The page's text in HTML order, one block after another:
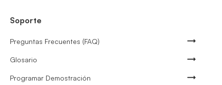
Soporte
Preguntas Frecuentes (FAQ)
Glosario
Programar Demostración